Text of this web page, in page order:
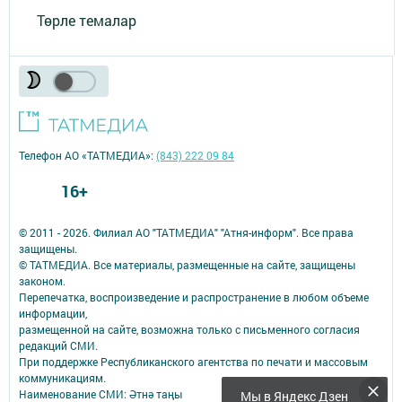
Төрле темалар
Мы в Яндекс Дзен
© 2011 - 2026. Филиал АО "ТАТМЕДИА" "Атня-информ". Все права
защищены.
© ТАТМЕДИА. Все материалы, размещенные на сайте, защищены
законом.
Перепечатка, воспроизведение и распространение в любом объеме
информации,
размещенной на сайте, возможна только с письменного согласия
редакций СМИ.
При поддержке Республиканского агентства по печати и массовым
коммуникациям.
Наименование СМИ: Әтнә таңы
Телефон АО «ТАТМЕДИА»:(843) 222 09 84
16+